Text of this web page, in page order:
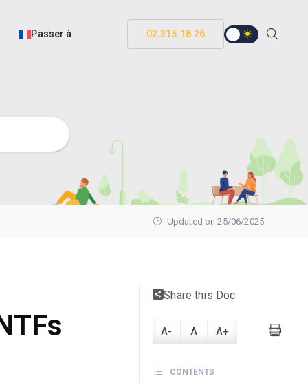
Passer à 02.315.18.26
Updated on 25/06/2025
Share this Doc
A- A A+
CONTENTS